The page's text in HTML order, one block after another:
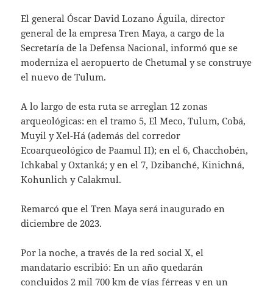
El general Óscar David Lozano Águila, director
general de la empresa Tren Maya, a cargo de la
Secretaría de la Defensa Nacional, informó que se
moderniza el aeropuerto de Chetumal y se construye
el nuevo de Tulum.
A lo largo de esta ruta se arreglan 12 zonas
arqueológicas: en el tramo 5, El Meco, Tulum, Cobá,
Muyil y Xel-Há (además del corredor
Ecoarqueológico de Paamul II); en el 6, Chacchobén,
Ichkabal y Oxtanká; y en el 7, Dzibanché, Kinichná,
Kohunlich y Calakmul.
Remarcó que el Tren Maya será inaugurado en
diciembre de 2023.
Por la noche, a través de la red social X, el
mandatario escribió: En un año quedarán
concluidos 2 mil 700 km de vías férreas y en un